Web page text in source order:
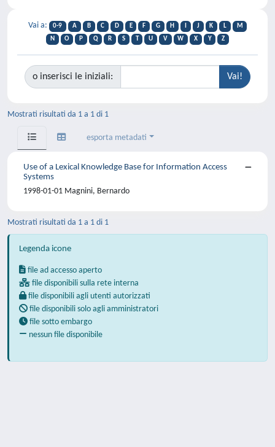
Vai a: 0-9 A B C D E F G H J K L
M
N
O P Q R S T U V W X Y Z
o inserisci le iniziali:
Mostrati risultati da 1 a 1 di 1
esporta metadati
Use of a Lexical Knowledge Base for Information Access
Systems
1998-01-01 Magnini, Bernardo
Mostrati risultati da 1 a 1 di 1
Legenda icone
file ad accesso aperto
file disponibili sulla rete interna
file disponibili agli utenti autorizzati
file disponibili solo agli amministratori
file sotto embargo
nessun file disponibile